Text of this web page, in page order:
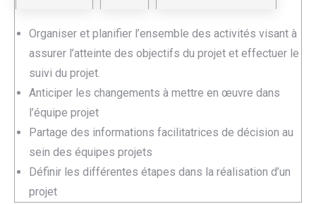
Organiser et planifier l’ensemble des activités visant à
assurer l’atteinte des objectifs du projet et effectuer le
suivi du projet.
Anticiper les changements à mettre en œuvre dans
l’équipe projet
Partage des informations facilitatrices de décision au
sein des équipes projets
Définir les différentes étapes dans la réalisation d’un
projet